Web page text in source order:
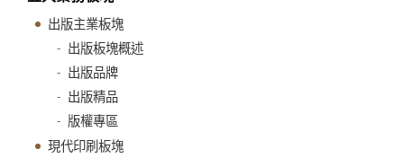
出版主業板塊
出版板塊概述
出版品牌
出版精品
版權專區
現代印刷板塊